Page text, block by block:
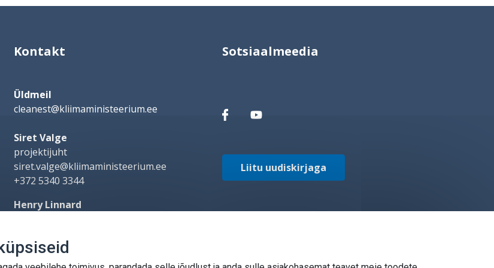
Kontakt
Üldmeil
cleanest@kliimaministeerium.ee
Siret Valge
projektijuht
siret.valge@kliimaministeerium.ee
+372 5340 3344
Henry Linnard
+372 5801 5142
Sotsiaalmeedia
Liitu uudiskirjaga